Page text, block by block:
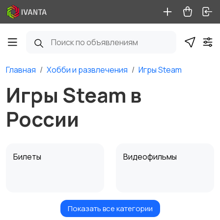
Главная Хобби и развлечения Игры Steam
Игры Steam в
России
Билеты Видеофильмы
Игровые приставки
Игры для приставок и
Показать все категории